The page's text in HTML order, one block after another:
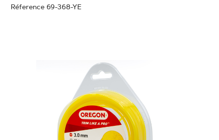
Réference 69-368-YE